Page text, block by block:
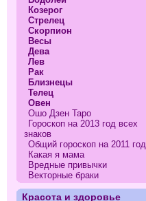
Козерог
Стрелец
Скорпион
Весы
Дева
Лев
Рак
Близнецы
Телец
Овен
Ошо Дзен Таро
Гороскоп на 2013 год всех
знаков
Общий гороскоп на 2011 год
Какая я мама
Вредные привычки
Векторные браки
Красота и здоровье